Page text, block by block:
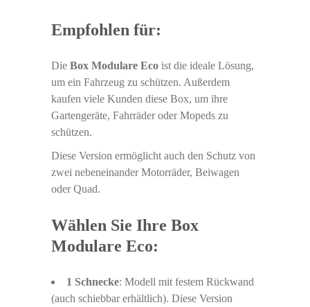
Empfohlen für:
Die Box Modulare Eco ist die ideale Lösung,
um ein Fahrzeug zu schützen. Außerdem
kaufen viele Kunden diese Box, um ihre
Gartengeräte, Fahrräder oder Mopeds zu
schützen.
Diese Version ermöglicht auch den Schutz von
zwei nebeneinander Motorräder, Beiwagen
oder Quad.
Wählen Sie Ihre Box
Modulare Eco:
1 Schnecke: Modell mit festem Rückwand
(auch schiebbar erhältlich). Diese Version